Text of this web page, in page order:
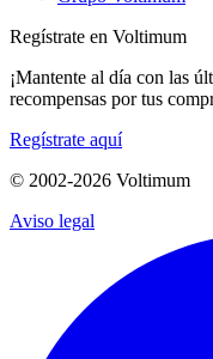
Regístrate en Voltimum
¡Mantente al día con las
recompensas por tus
Regístrate aquí
© 2002-2026 Voltimum
Aviso legal